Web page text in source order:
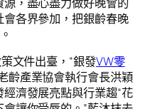
各界參加，把銀齡春晚
文件出臺，“銀發VW零
齡產業協會執行會長洪穎
濟發展亮點與行業趨“花